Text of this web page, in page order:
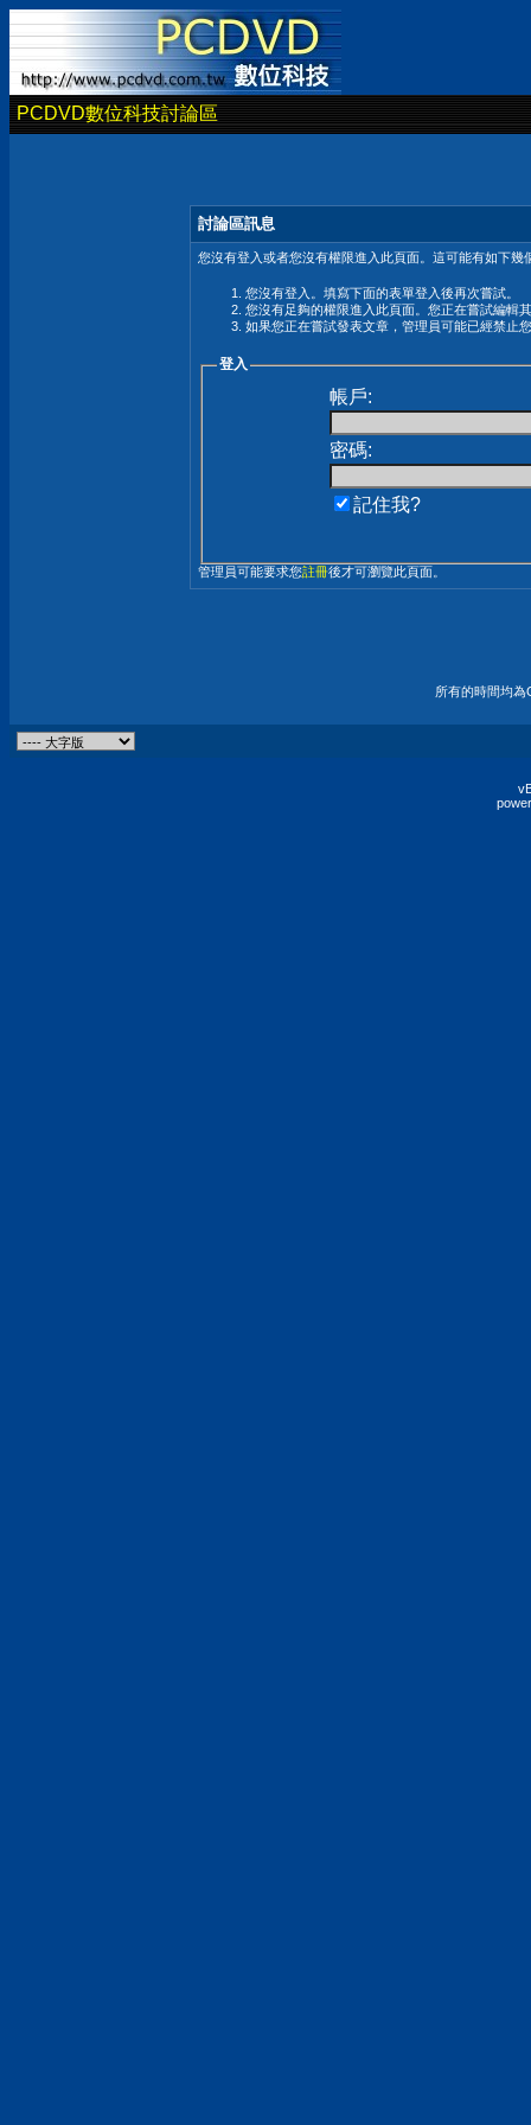
PCDVD數位科技討論區
討論區訊息
您沒有登入或者您沒有權限進入此頁面。這可能有如下幾
您沒有登入。填寫下面的表單登入後再次嘗試。
您沒有足夠的權限進入此頁面。您正在嘗試編輯
如果您正在嘗試發表文章，管理員可能已經禁止
登入
帳戶:
密碼:
記住我?
管理員可能要求您註冊後才可瀏覽此頁面。
所有的時間均為